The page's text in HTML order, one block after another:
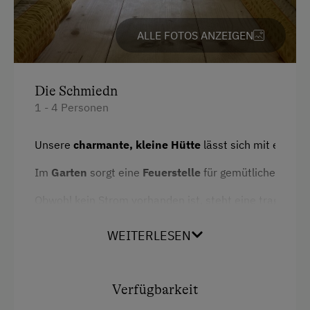
Kinder-Ausstattung
Kinder sind willkommen
Ausstattung der Wohneinheit
Geschirr vorhanden
Holzofen
ALLE FOTOS ANZEIGEN
Die Schmiedn
1 - 4 Personen
Unsere charmante, kleine Hütte lässt sich mit einem
Im Garten sorgt eine Feuerstelle für gemütliche
befinden sich einKühlschrankund eine
WEITERLESEN
Verfügbarkeit